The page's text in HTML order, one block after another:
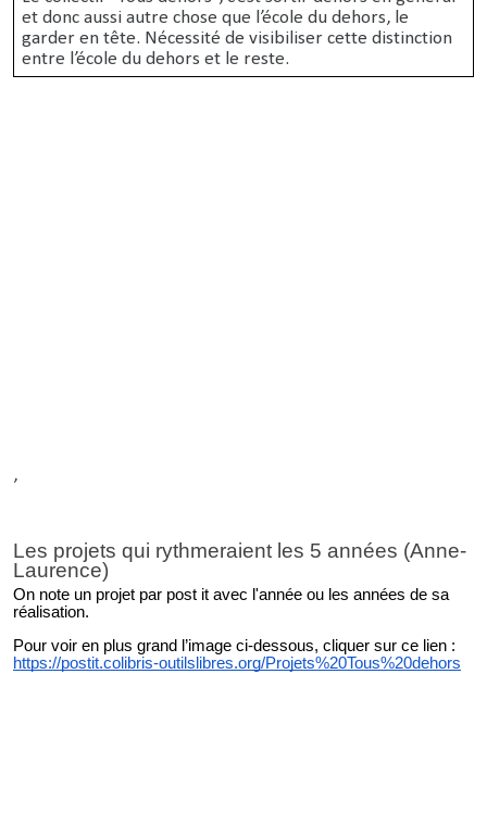
et donc aussi autre chose que l’école du dehors, le
garder en tête. Nécessité de visibiliser cette distinction
entre l’école du dehors et le reste.
,
Les projets qui rythmeraient les 5 années (Anne-
Laurence)
On note un projet par post it avec l'année ou les années de sa
réalisation.
Pour voir en plus grand l’image ci-dessous, cliquer sur ce lien :
https://postit.colibris-outilslibres.org/Projets%20Tous%20dehors